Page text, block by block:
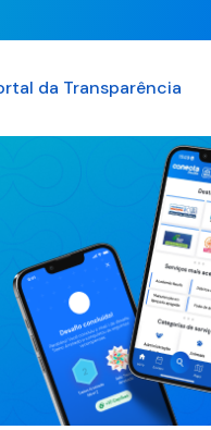
da Transparência